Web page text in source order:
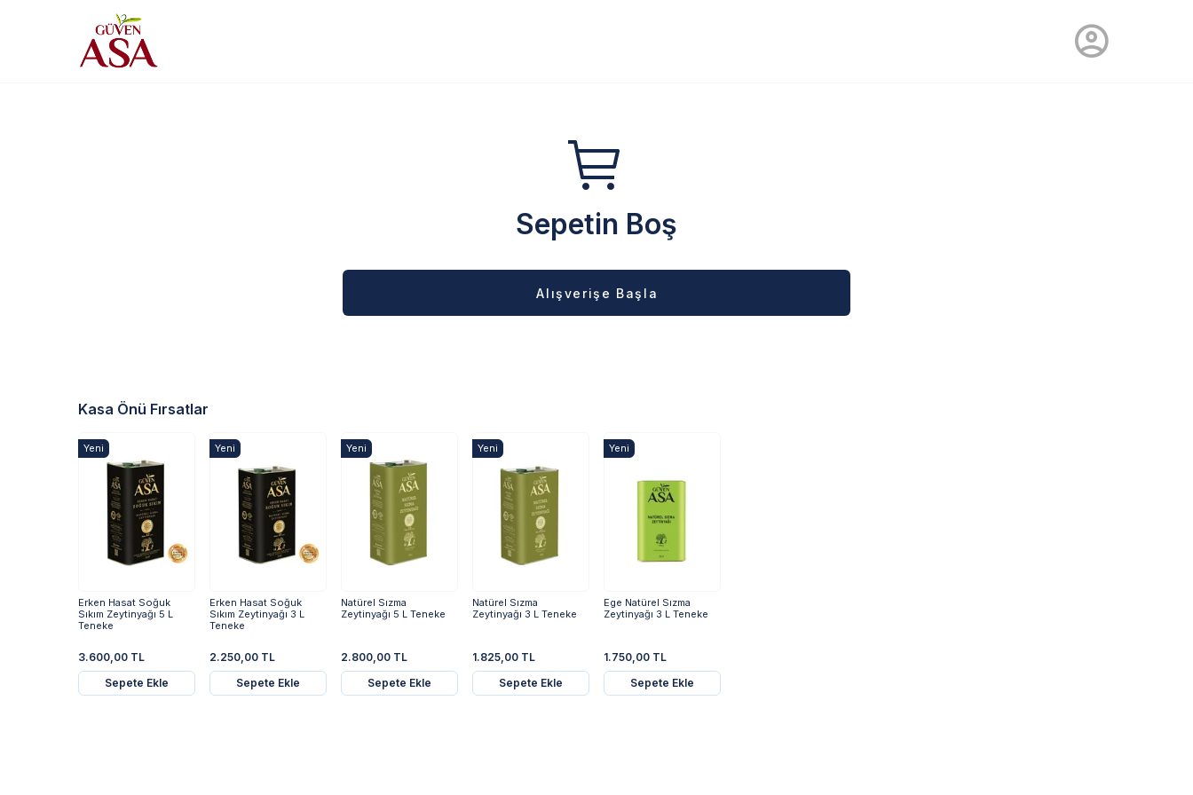
Sepetin Boş
Alışverişe Başla
Kasa Önü Fırsatlar
Erken Hasat Soğuk
Sıkım Zeytinyağı 5 L
Teneke
Yeni
3.600,00 TL
Sepete Ekle
Erken Hasat Soğuk
Sıkım Zeytinyağı 3 L
Teneke
Yeni
2.250,00 TL
Sepete Ekle
Natürel Sızma
Zeytinyağı 5 L Teneke
Yeni
2.800,00 TL
Sepete Ekle
Natürel Sızma
Zeytinyağı 3 L Teneke
Yeni
1.825,00 TL
Sepete Ekle
Ege Natürel Sızma
Zeytinyağı 3 L Teneke
Yeni
1.750,00 TL
Sepete Ekle